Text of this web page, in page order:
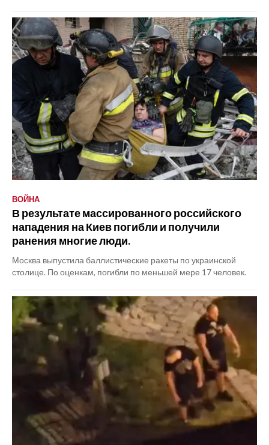
ВОЙНА
В результате массированного российского
нападения на Киев погибли и получили
ранения многие люди.
Москва выпустила баллистические ракеты по украинской
столице. По оценкам, погибли по меньшей мере 17 человек.